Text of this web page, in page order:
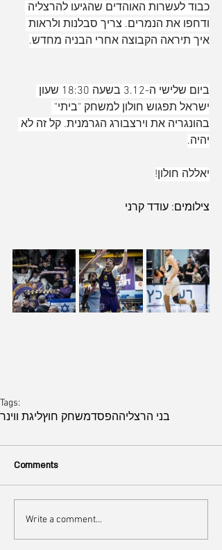
כבוד לעשרות האוהדים שהגיעו להרצליה
ודחפו את הנמרים. צריך סבלנות ולראות
איך תיראה הקבוצה אחרי הבניה מחדש.
ביום שלישי ה-3.12 בשעה 18:30 שעון
ישראל תפגוש חולון למשחק "ביתי"
בהונגריה את וירצבורג הגרמנית. קל זה לא
יהיה.
יאללה חולון!
צילומים: עודד קרני
Tags:
ליגת ווינרמשחק חוץהפסדבני הרצליה
Comments
Write a comment...